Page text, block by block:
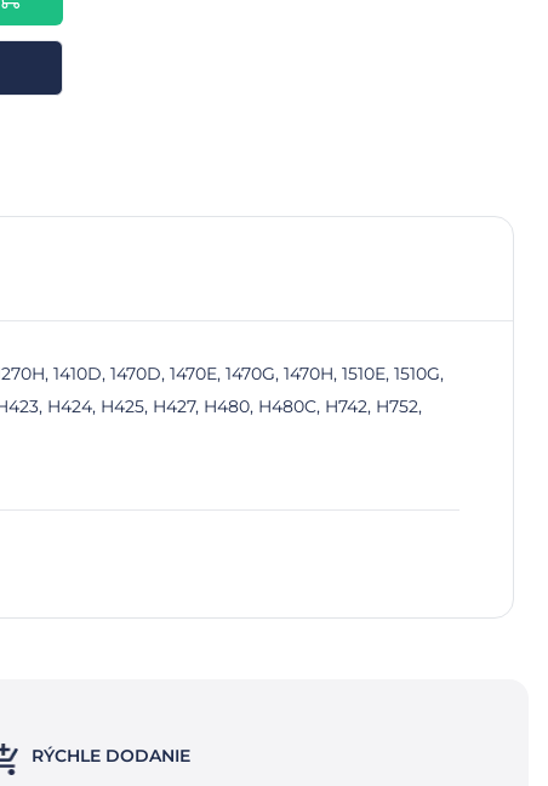
1410D, 1470D, 1470E, 1470G, 1470H, 1510E, 1510G,
H423, H424, H425, H427, H480, H480C, H742, H752,
RÝCHLE DODANIE